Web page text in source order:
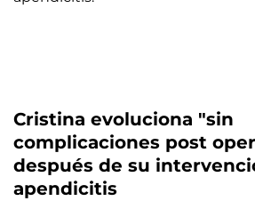
Cristina evoluciona "sin
complicaciones post
después de su
apendicitis